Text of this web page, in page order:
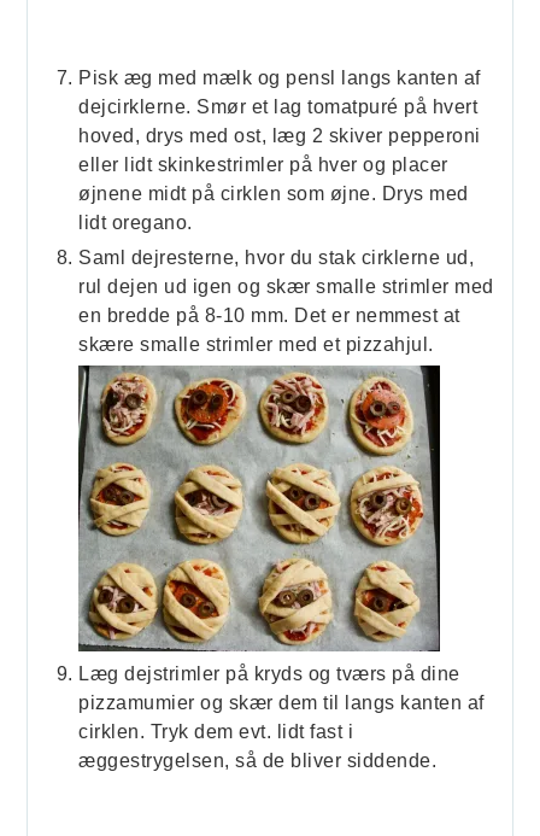
Pisk æg med mælk og pensl langs kanten af
dejcirklerne. Smør et lag tomatpuré på hvert
hoved, drys med ost, læg 2 skiver pepperoni
eller lidt skinkestrimler på hver og placer
øjnene midt på cirklen som øjne. Drys med
lidt oregano.
Saml dejresterne, hvor du stak cirklerne ud,
rul dejen ud igen og skær smalle strimler med
en bredde på 8-10 mm. Det er nemmest at
skære smalle strimler med et pizzahjul.
Læg dejstrimler på kryds og tværs på dine
pizzamumier og skær dem til langs kanten af
cirklen. Tryk dem evt. lidt fast i
æggestrygelsen, så de bliver siddende.